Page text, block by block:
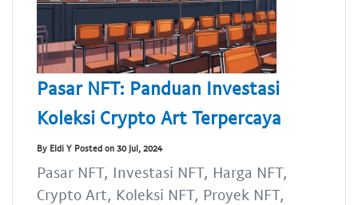
Pasar NFT: Panduan Investasi
Koleksi Crypto Art Terpercaya
By Eldi Y Posted on 30 Jul, 2024
Pasar NFT, Investasi NFT, Harga NFT,
Crypto Art, Koleksi NFT, Proyek NFT,